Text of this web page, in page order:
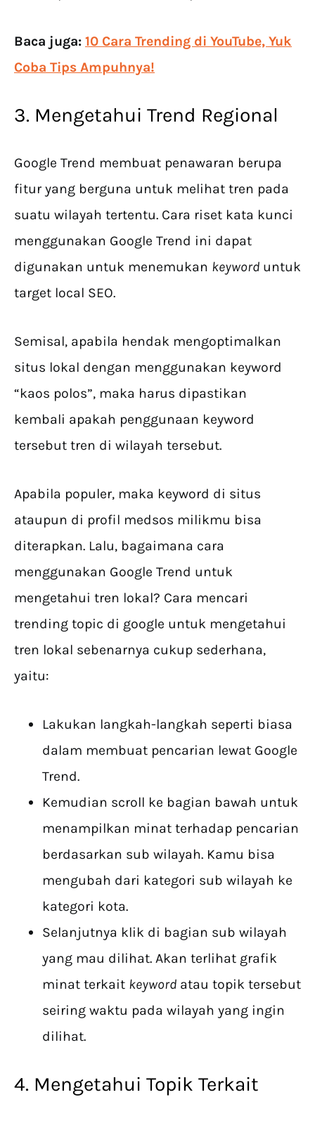
Baca juga: 10 Cara Trending di YouTube, Yuk
Coba Tips Ampuhnya!
3. Mengetahui Trend Regional
Google Trend membuat penawaran berupa
fitur yang berguna untuk melihat tren pada
suatu wilayah tertentu. Cara riset kata kunci
menggunakan Google Trend ini dapat
digunakan untuk menemukan keyword untuk
target local SEO.
Semisal, apabila hendak mengoptimalkan
situs lokal dengan menggunakan keyword
“kaos polos”, maka harus dipastikan
kembali apakah penggunaan keyword
tersebut tren di wilayah tersebut.
Apabila populer, maka keyword di situs
ataupun di profil medsos milikmu bisa
diterapkan. Lalu, bagaimana cara
menggunakan Google Trend untuk
mengetahui tren lokal? Cara mencari
trending topic di google untuk mengetahui
tren lokal sebenarnya cukup sederhana,
yaitu:
Lakukan langkah-langkah seperti biasa
dalam membuat pencarian lewat Google
Trend.
Kemudian scroll ke bagian bawah untuk
menampilkan minat terhadap pencarian
berdasarkan sub wilayah. Kamu bisa
mengubah dari kategori sub wilayah ke
kategori kota.
Selanjutnya klik di bagian sub wilayah
yang mau dilihat. Akan terlihat grafik
minat terkait keyword atau topik tersebut
seiring waktu pada wilayah yang ingin
dilihat.
4. Mengetahui Topik Terkait